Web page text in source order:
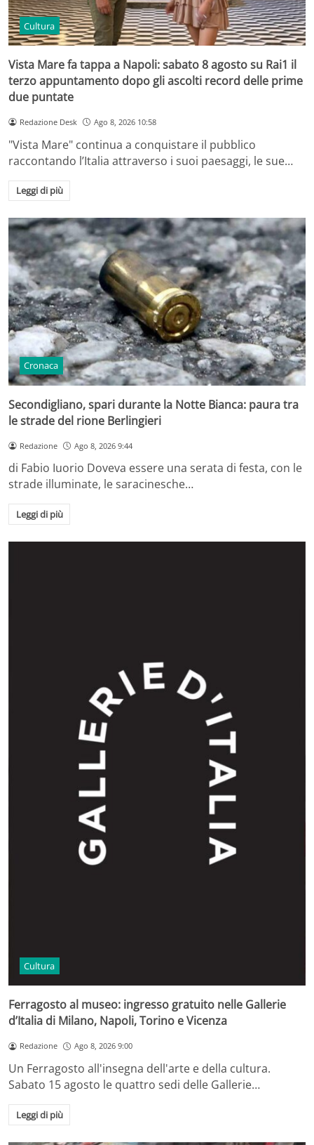
Cultura
Vista Mare fa tappa a Napoli: sabato 8 agosto su Rai1 il
terzo appuntamento dopo gli ascolti record delle prime
due puntate
Redazione Desk Ago 8, 2026 10:58
"Vista Mare" continua a conquistare il pubblico
raccontando l’Italia attraverso i suoi paesaggi, le sue…
Leggi di più
Cronaca
Secondigliano, spari durante la Notte Bianca: paura tra
le strade del rione Berlingieri
Redazione Ago 8, 2026 9:44
di Fabio Iuorio Doveva essere una serata di festa, con le
strade illuminate, le saracinesche…
Leggi di più
Cultura
Ferragosto al museo: ingresso gratuito nelle Gallerie
d’Italia di Milano, Napoli, Torino e Vicenza
Redazione Ago 8, 2026 9:00
Un Ferragosto all'insegna dell'arte e della cultura.
Sabato 15 agosto le quattro sedi delle Gallerie…
Leggi di più